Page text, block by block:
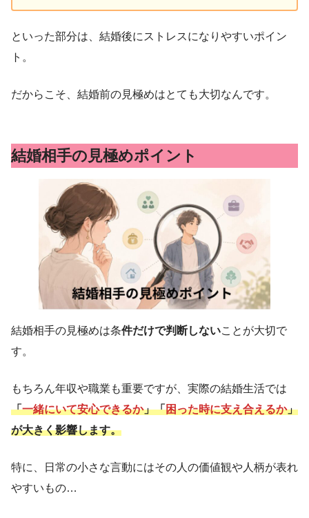
といった部分は、結婚後にストレスになりやすいポイン
ト。
だからこそ、結婚前の見極めはとても大切なんです。
結婚相手の見極めポイント
結婚相手の見極めは条件だけで判断しないことが大切で
す。
もちろん年収や職業も重要ですが、実際の結婚生活では
「一緒にいて安心できるか」「困った時に支え合えるか」
が大きく影響します。
特に、日常の小さな言動にはその人の価値観や人柄が表れ
やすいもの…